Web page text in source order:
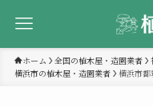
ホーム 全国の植木屋・造園業者
横浜市の植木屋・造園業者
横浜市都